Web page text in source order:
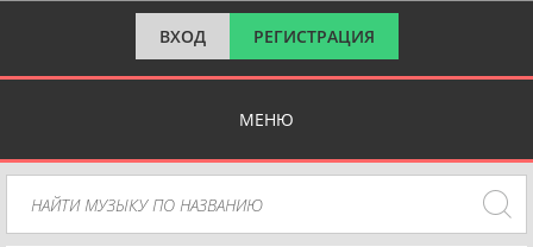
ВХОД РЕГИСТРАЦИЯ
МЕНЮ